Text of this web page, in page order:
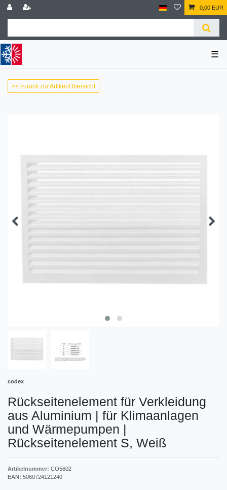
0,00 EUR
☰
<< zurück zur Artikel-Übersicht
codex
Rückseitenelement für Verkleidung
aus Aluminium | für Klimaanlagen
und Wärmepumpen |
Rückseitenelement S, Weiß
Artikelnummer: CO5602
EAN: 5060724121240